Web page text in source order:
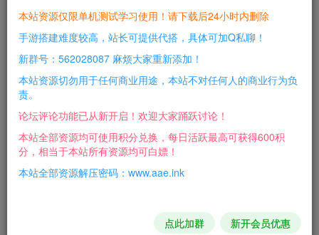
每日活跃最高可获得600积分！所有资源可以使用
积分免费兑换！
游戏介绍：
好像也不行。授权后台有效！
游戏截图：
本站资源仅限单机测试学习使用！请下载后24小时内删除
手游搭建难度较高，站长可提供代搭，具体可加Q私聊！
新群号：562028087 麻烦大家重新添加！
本站资源切勿用于任何商业用途，本站不对任何人的商业行为负
责。
论坛评论功能已从新开启！欢迎大家踊跃讨论！
本站全部资源均可使用积分兑换，每日活跃最高可获得600积
分，相当于本站所有资源均可白嫖！
本站全部资源解压密码：www.aae.ink
点此加群 新开会员优惠